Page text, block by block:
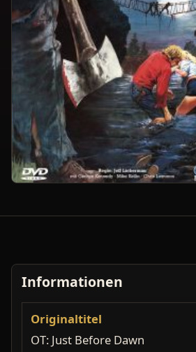
Informationen
Originaltitel
OT: Just Before Dawn